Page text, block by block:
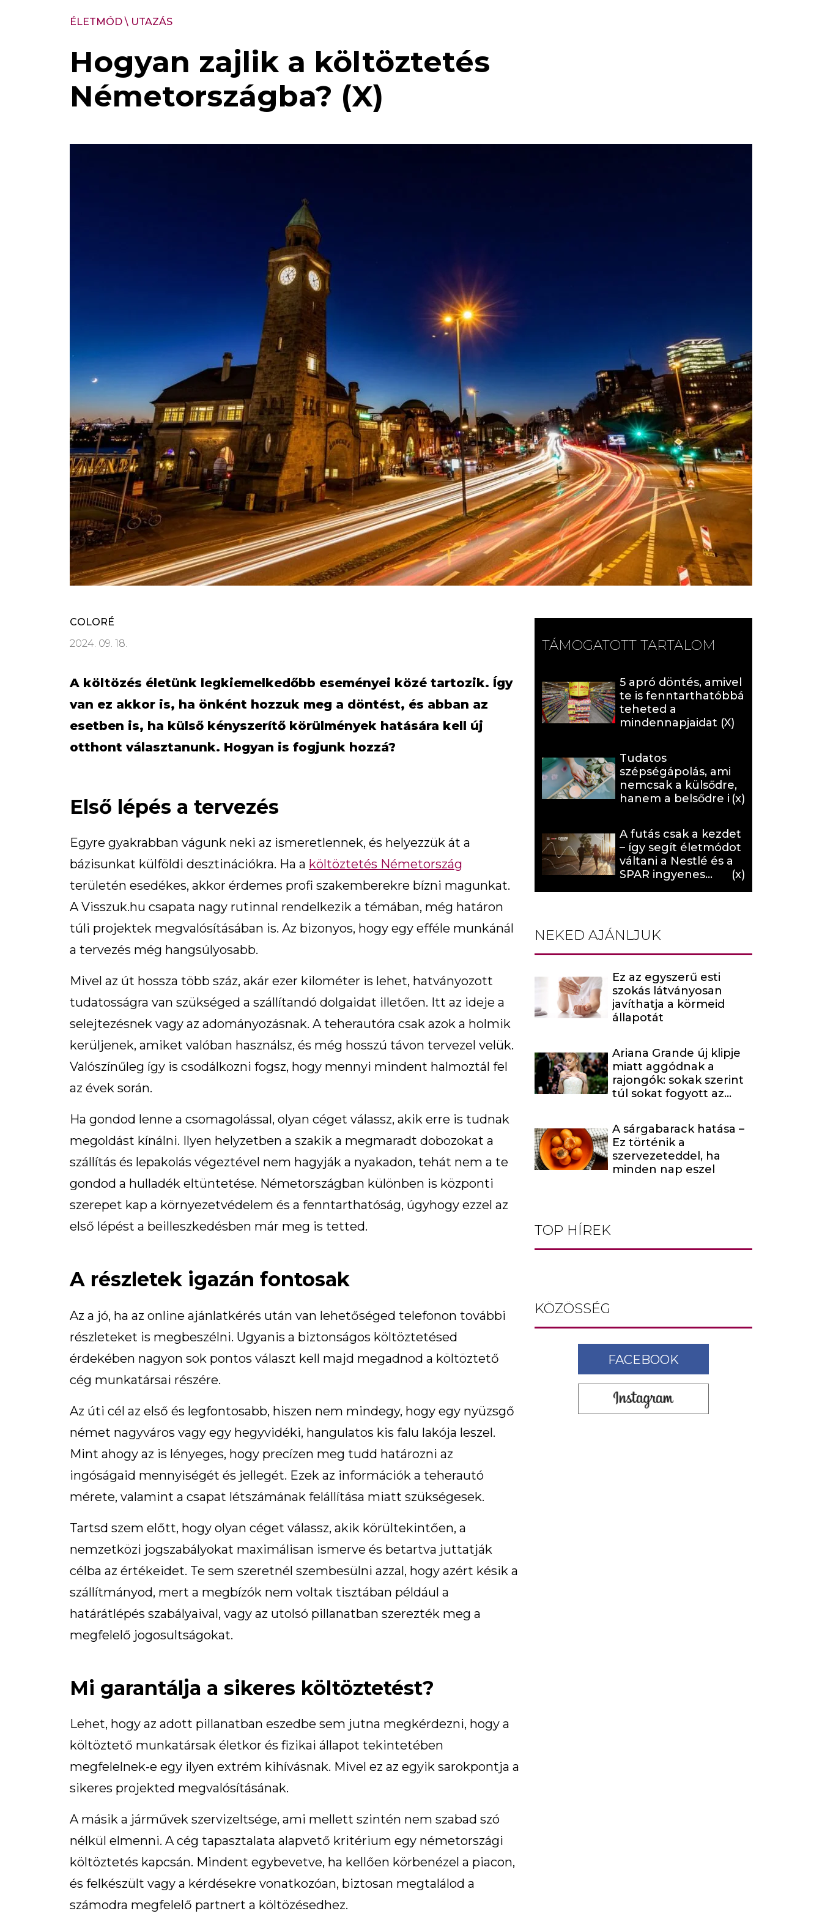
ÉLETMÓD\ UTAZÁS
Hogyan zajlik a költöztetés
Németországba? (X)
COLORÉ
2024. 09. 18.
A költözés életünk legkiemelkedőbb eseményei közé tartozik. Így
van ez akkor is, ha önként hozzuk meg a döntést, és abban az
esetben is, ha külső kényszerítő körülmények hatására kell új
otthont választanunk. Hogyan is fogjunk hozzá?
Első lépés a tervezés
Egyre gyakrabban vágunk neki az ismeretlennek, és helyezzük át a
bázisunkat külföldi desztinációkra. Ha a költöztetés Németország
területén esedékes, akkor érdemes profi szakemberekre bízni magunkat.
A Visszuk.hu csapata nagy rutinnal rendelkezik a témában, még határon
túli projektek megvalósításában is. Az bizonyos, hogy egy efféle munkánál
a tervezés még hangsúlyosabb.
Mivel az út hossza több száz, akár ezer kilométer is lehet, hatványozott
tudatosságra van szükséged a szállítandó dolgaidat illetően. Itt az ideje a
selejtezésnek vagy az adományozásnak. A teherautóra csak azok a holmik
kerüljenek, amiket valóban használsz, és még hosszú távon tervezel velük.
Valószínűleg így is csodálkozni fogsz, hogy mennyi mindent halmoztál fel
az évek során.
Ha gondod lenne a csomagolással, olyan céget válassz, akik erre is tudnak
megoldást kínálni. Ilyen helyzetben a szakik a megmaradt dobozokat a
szállítás és lepakolás végeztével nem hagyják a nyakadon, tehát nem a te
gondod a hulladék eltüntetése. Németországban különben is központi
szerepet kap a környezetvédelem és a fenntarthatóság, úgyhogy ezzel az
első lépést a beilleszkedésben már meg is tetted.
A részletek igazán fontosak
Az a jó, ha az online ajánlatkérés után van lehetőséged telefonon további
részleteket is megbeszélni. Ugyanis a biztonságos költöztetésed
érdekében nagyon sok pontos választ kell majd megadnod a költöztető
cég munkatársai részére.
Az úti cél az első és legfontosabb, hiszen nem mindegy, hogy egy nyüzsgő
német nagyváros vagy egy hegyvidéki, hangulatos kis falu lakója leszel.
Mint ahogy az is lényeges, hogy precízen meg tudd határozni az
ingóságaid mennyiségét és jellegét. Ezek az információk a teherautó
mérete, valamint a csapat létszámának felállítása miatt szükségesek.
Tartsd szem előtt, hogy olyan céget válassz, akik körültekintően, a
nemzetközi jogszabályokat maximálisan ismerve és betartva juttatják
célba az értékeidet. Te sem szeretnél szembesülni azzal, hogy azért késik a
szállítmányod, mert a megbízók nem voltak tisztában például a
határátlépés szabályaival, vagy az utolsó pillanatban szerezték meg a
megfelelő jogosultságokat.
Mi garantálja a sikeres költöztetést?
Lehet, hogy az adott pillanatban eszedbe sem jutna megkérdezni, hogy a
költöztető munkatársak életkor és fizikai állapot tekintetében
megfelelnek-e egy ilyen extrém kihívásnak. Mivel ez az egyik sarokpontja a
sikeres projekted megvalósításának.
A másik a járművek szervizeltsége, ami mellett szintén nem szabad szó
nélkül elmenni. A cég tapasztalata alapvető kritérium egy németországi
költöztetés kapcsán. Mindent egybevetve, ha kellően körbenézel a piacon,
és felkészült vagy a kérdésekre vonatkozóan, biztosan megtalálod a
számodra megfelelő partnert a költözésedhez.
TÁMOGATOTT TARTALOM
5 apró döntés, amivel
te is fenntarthatóbbá
teheted a
mindennapjaidat (X)
Tudatos
szépségápolás, ami
nemcsak a külsődre,
hanem a belsődre is
A futás csak a kezdet
– így segít életmódot
váltani a Nestlé és a
SPAR ingyenes
NEKED AJÁNLJUK
Ez az egyszerű esti
szokás látványosan
javíthatja a körmeid
állapotát
Ariana Grande új klipje
miatt aggódnak a
rajongók: sokak szerint
túl sokat fogyott az
A sárgabarack hatása –
Ez történik a
szervezeteddel, ha
minden nap eszel
TOP HÍREK
KÖZÖSSÉG
FACEBOOK